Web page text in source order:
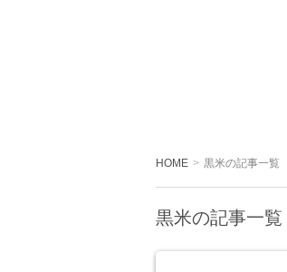
HOME 黒米の記事一覧
黒米の記事一覧